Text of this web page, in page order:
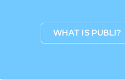
WHAT IS PUBLI?